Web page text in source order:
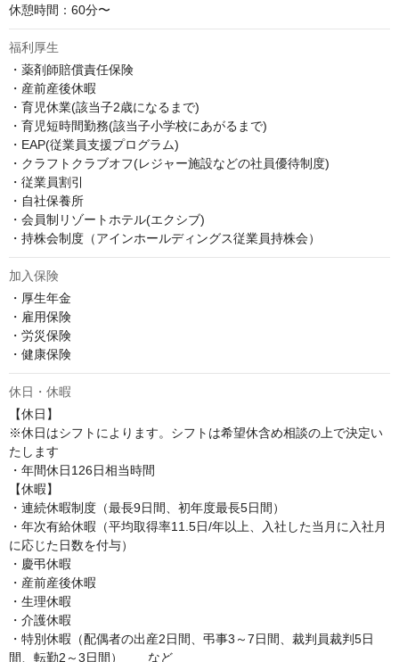
休憩時間：60分〜
福利厚生
・薬剤師賠償責任保険
・産前産後休暇
・育児休業(該当子2歳になるまで)
・育児短時間勤務(該当子小学校にあがるまで)
・EAP(従業員支援プログラム)
・クラフトクラブオフ(レジャー施設などの社員優待制度)
・従業員割引
・自社保養所
・会員制リゾートホテル(エクシブ)
・持株会制度（アインホールディングス従業員持株会）
加入保険
・厚生年金
・雇用保険
・労災保険
・健康保険
休日・休暇
【休日】
※休日はシフトによります。シフトは希望休含め相談の上で決定い
たします
・年間休日126日相当時間
【休暇】
・連続休暇制度（最長9日間、初年度最長5日間）
・年次有給休暇（平均取得率11.5日/年以上、入社した当月に入社月
に応じた日数を付与）
・慶弔休暇
・産前産後休暇
・生理休暇
・介護休暇
・特別休暇（配偶者の出産2日間、弔事3～7日間、裁判員裁判5日
間、転勤2～3日間）　　など